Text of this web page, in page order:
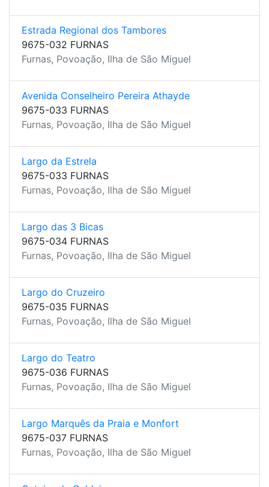
Estrada Regional dos Tambores
9675-032 FURNAS
Furnas, Povoação, Ilha de São Miguel
Avenida Conselheiro Pereira Athayde
9675-033 FURNAS
Furnas, Povoação, Ilha de São Miguel
Largo da Estrela
9675-033 FURNAS
Furnas, Povoação, Ilha de São Miguel
Largo das 3 Bicas
9675-034 FURNAS
Furnas, Povoação, Ilha de São Miguel
Largo do Cruzeiro
9675-035 FURNAS
Furnas, Povoação, Ilha de São Miguel
Largo do Teatro
9675-036 FURNAS
Furnas, Povoação, Ilha de São Miguel
Largo Marquês da Praia e Monfort
9675-037 FURNAS
Furnas, Povoação, Ilha de São Miguel